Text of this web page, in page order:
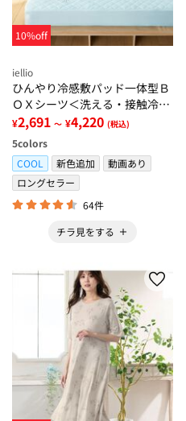
10%off
iellio
ひんやり冷感敷パッド一体型Ｂ
ＯＸシーツ＜洗える・接触冷
感・抗菌防臭・時短・家事楽・
ボックスシーツ・寝苦しさ対策
＞
¥2,691 ～ ¥4,220 (税込)
5colors
COOL
新色追加
動画あり
ロングセラー
64件
チラ見をする